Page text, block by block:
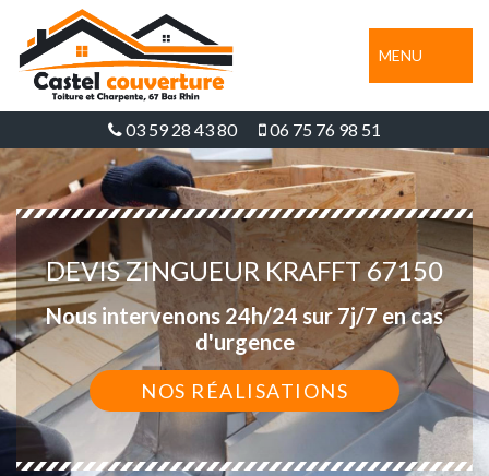
MENU
03 59 28 43 80 06 75 76 98 51
DEVIS ZINGUEUR KRAFFT 67150
Nous intervenons 24h/24 sur 7j/7 en cas
d'urgence
NOS RÉALISATIONS